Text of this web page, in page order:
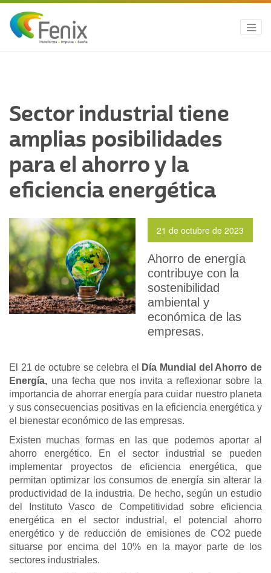
Sector industrial tiene
amplias posibilidades
para el ahorro y la
eficiencia energética
21 de octubre de 2023
Ahorro de energía
contribuye con la
sostenibilidad
ambiental y
económica de las
empresas.
El 21 de octubre se celebra el
Día Mundial del Ahorro de
Energía, una fecha que nos invita a reflexionar sobre la
importancia de ahorrar energía para cuidar nuestro planeta
y sus consecuencias positivas en la eficiencia energética y
el bienestar económico de las empresas.
Existen muchas formas en las que podemos aportar al
ahorro energético. En el sector industrial se pueden
implementar proyectos de eficiencia energética, que
permitan optimizar los consumos de energía sin alterar la
productividad de la industria. De hecho, según un estudio
del Instituto Vasco de Competitividad sobre eficiencia
energética en el sector industrial, el potencial ahorro
energético y de reducción de emisiones de CO2 puede
situarse por encima del 10% en la mayor parte de los
sectores industriales.